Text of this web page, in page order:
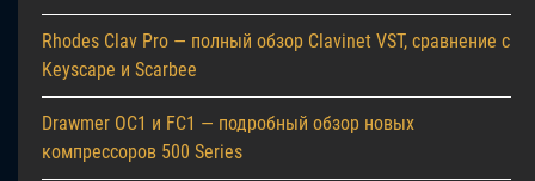
Rhodes Clav Pro — полный обзор Clavinet VST, сравнение с
Keyscape и Scarbee
Drawmer OC1 и FC1 — подробный обзор новых
компрессоров 500 Series